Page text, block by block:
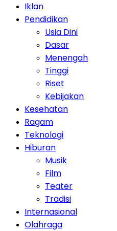
Iklan
Pendidikan
Usia Dini
Dasar
Menengah
Tinggi
Riset
Kebijakan
Kesehatan
Ragam
Teknologi
Hiburan
Musik
Film
Teater
Tradisi
Internasional
Olahraga